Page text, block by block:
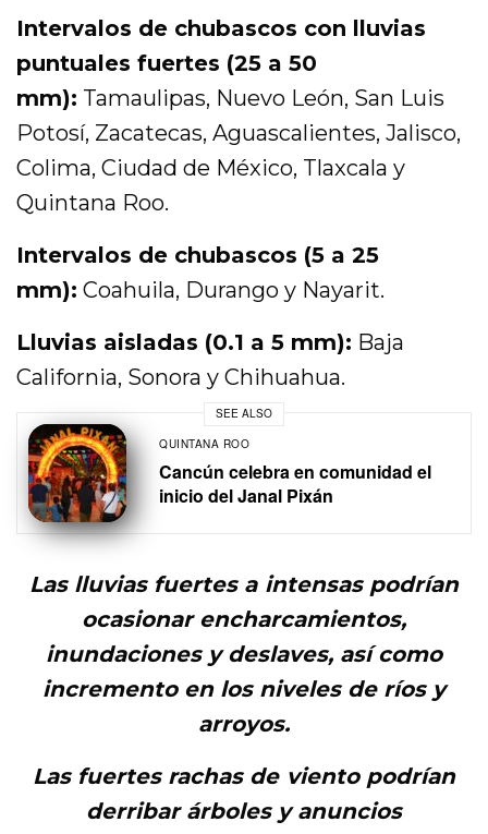
Intervalos de chubascos con lluvias
puntuales fuertes (25 a 50
mm): Tamaulipas, Nuevo León, San Luis
Potosí, Zacatecas, Aguascalientes, Jalisco,
Colima, Ciudad de México, Tlaxcala y
Quintana Roo.
Intervalos de chubascos (5 a 25
mm): Coahuila, Durango y Nayarit.
Lluvias aisladas (0.1 a 5 mm): Baja
California, Sonora y Chihuahua.
SEE ALSO
QUINTANA ROO
Cancún celebra en comunidad el
inicio del Janal Pixán
Las lluvias fuertes a intensas podrían
ocasionar encharcamientos,
inundaciones y deslaves, así como
incremento en los niveles de ríos y
arroyos.
Las fuertes rachas de viento podrían
derribar árboles y anuncios